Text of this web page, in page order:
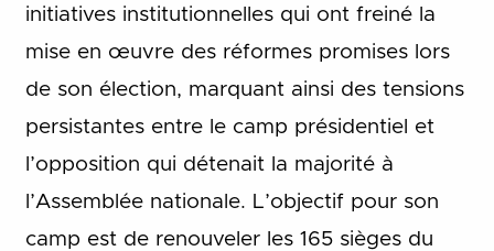
initiatives institutionnelles qui ont freiné la
mise en œuvre des réformes promises lors
de son élection, marquant ainsi des tensions
persistantes entre le camp présidentiel et
l’opposition qui détenait la majorité à
l’Assemblée nationale. L’objectif pour son
camp est de renouveler les 165 sièges du